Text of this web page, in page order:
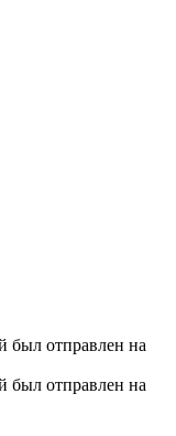
был отправлен на
был отправлен на